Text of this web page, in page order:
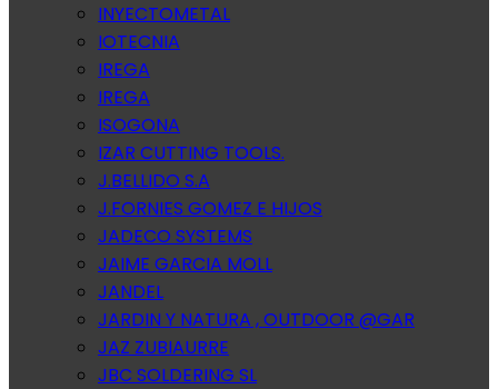
INYECTOMETAL
IOTECNIA
IREGA
IREGA
ISOGONA
IZAR CUTTING TOOLS.
J.BELLIDO S.A
J.FORNIES GOMEZ E HIJOS
JADECO SYSTEMS
JAIME GARCIA MOLL
JANDEL
JARDIN Y NATURA , OUTDOOR @GAR
JAZ ZUBIAURRE
JBC SOLDERING SL